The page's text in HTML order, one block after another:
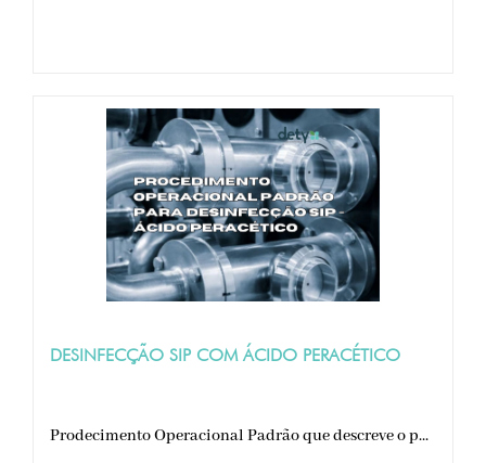
DESINFECÇÃO SIP COM ÁCIDO PERACÉTICO
Prodecimento Operacional Padrão que descreve o p...